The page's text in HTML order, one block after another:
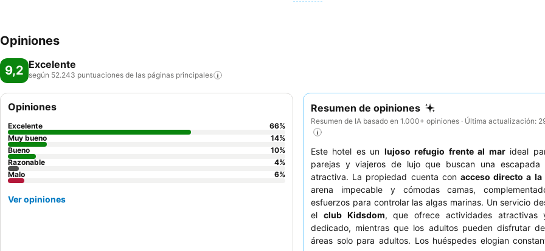
Opiniones
9,2 Excelente
según 52.243 puntuaciones de las páginas principales
Resumen de opiniones
Resumen de IA basado en 1.000+ opiniones · Última actualización:
Este hotel es un lujoso refugio frente al marideal
parejas y viajeros de lujo que buscan una escapada
atractiva. La propiedad cuenta con acceso directo a la
arena impecable y cómodas camas,
esfuerzos para controlar las algas marinas. Un servicio
el club Kidsdom, que ofrece actividades atractivas
dedicado, mientras que los adultos pueden disfrutar
áreas solo para adultos. Los huéspedes elogian
Opiniones
Excelente 66%
Muy bueno
14%
Bueno
10%
Razonable
4%
Malo
6%
Ver opiniones